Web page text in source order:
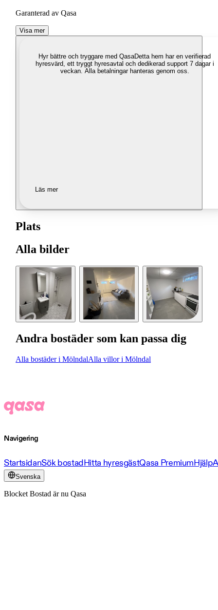
Garanterad av Qasa
Visa mer
Hyr bättre och tryggare med QasaDetta hem har en verifierad
hyresvärd, ett tryggt hyresavtal och dedikerad support 7 dagar i
veckan. Alla betalningar hanteras genom oss.
Läs mer
Plats
Alla bilder
Andra bostäder som kan passa dig
Alla bostäder i MölndalAlla villor i Mölndal
Navigering
StartsidanSök bostadHitta hyresgästQasa PremiumHjälp
Svenska
Blocket Bostad är nu Qasa